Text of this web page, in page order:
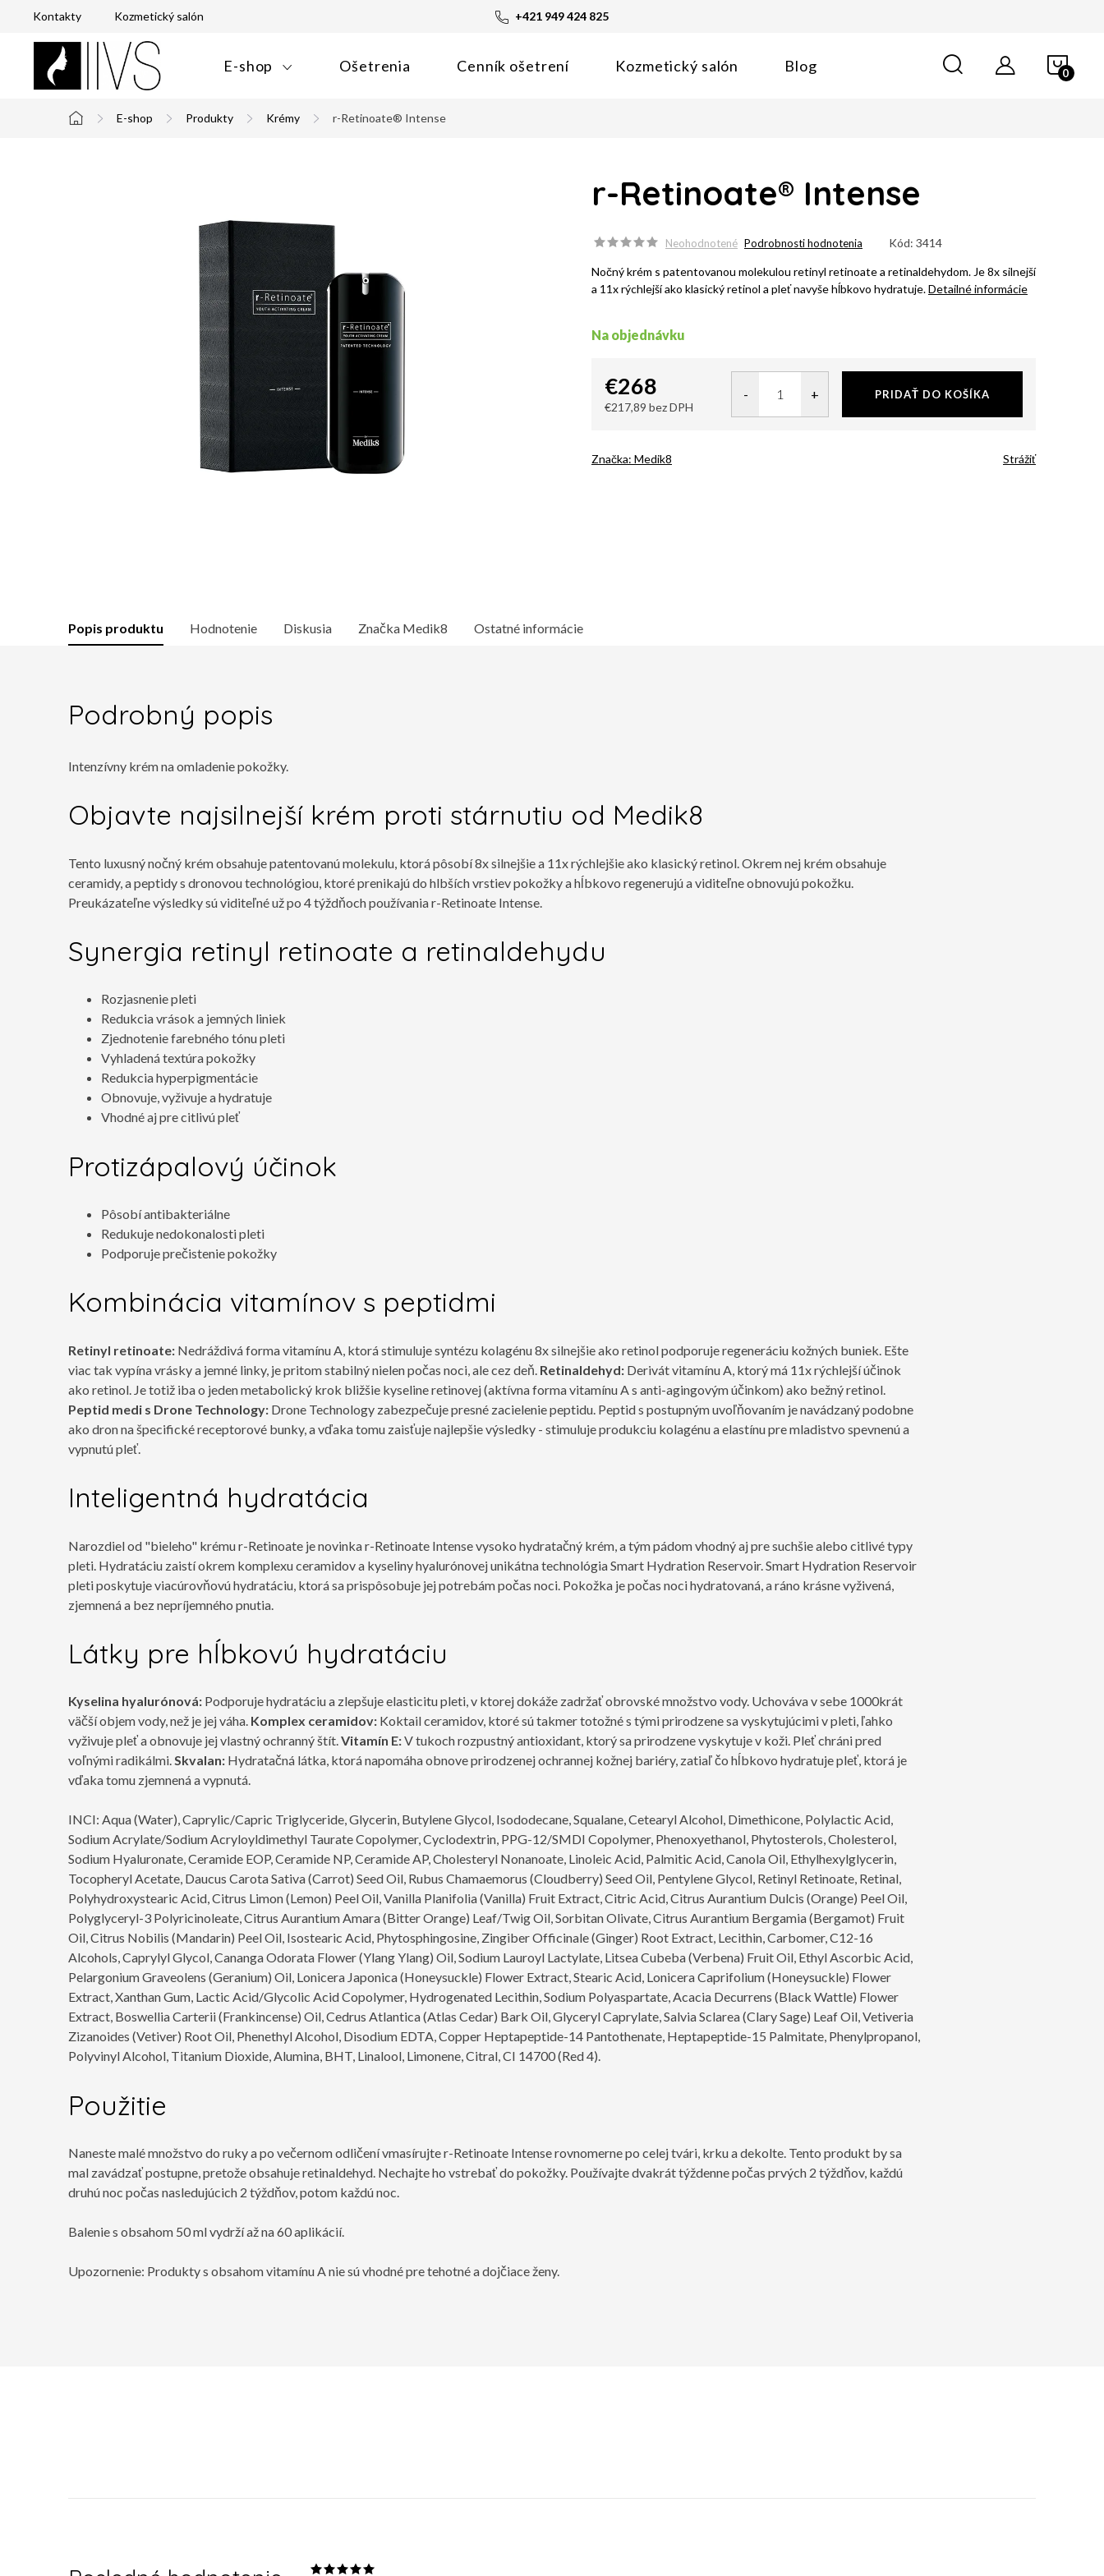
+421 949 424 825
Kontakty Kozmetický salón
E-shop Ošetrenia Cenník ošetrení Kozmetický salón Blog
Domov
E-shop Produkty Krémy r-Retinoate® Intense
r-Retinoate® Intense
Neohodnotené Podrobnosti hodnotenia Kód: 3414
Nočný krém s patentovanou molekulou retinyl retinoate a retinaldehydom. Je 8x silnejší
a 11x rýchlejší ako klasický retinol a pleť navyše hĺbkovo hydratuje.Detailné informácie
Na objednávku
€268
€217,89 bez DPH
PRIDAŤ DO KOŠÍKA
Značka: Medik8 Strážiť
Popis produktu Hodnotenie Diskusia Značka Medik8 Ostatné informácie
Podrobný popis
Intenzívny krém na omladenie pokožky.
Objavte najsilnejší krém proti stárnutiu od Medik8
Tento luxusný nočný krém obsahuje patentovanú molekulu, ktorá pôsobí 8x silnejšie a 11x rýchlejšie ako klasický retinol. Okrem nej krém obsahuje
ceramidy, a peptidy s dronovou technológiou, ktoré prenikajú do hlbších vrstiev pokožky a hĺbkovo regenerujú a viditeľne obnovujú pokožku.
Preukázateľne výsledky sú viditeľné už po 4 týždňoch používania r-Retinoate Intense.
Synergia retinyl retinoate a retinaldehydu
Rozjasnenie pleti
Redukcia vrások a jemných liniek
Zjednotenie farebného tónu pleti
Vyhladená textúra pokožky
Redukcia hyperpigmentácie
Obnovuje, vyživuje a hydratuje
Vhodné aj pre citlivú pleť
Protizápalový účinok
Pôsobí antibakteriálne
Redukuje nedokonalosti pleti
Podporuje prečistenie pokožky
Kombinácia vitamínov s peptidmi
Retinyl retinoate: Nedráždivá forma vitamínu A, ktorá stimuluje syntézu kolagénu 8x silnejšie ako retinol podporuje regeneráciu kožných buniek. Ešte
viac tak vypína vrásky a jemné linky, je pritom stabilný nielen počas noci, ale cez deň. Retinaldehyd: Derivát vitamínu A, ktorý má 11x rýchlejší účinok
ako retinol. Je totiž iba o jeden metabolický krok bližšie kyseline retinovej (aktívna forma vitamínu A s anti-agingovým účinkom) ako bežný retinol.
Peptid medi s Drone Technology: Drone Technology zabezpečuje presné zacielenie peptidu. Peptid s postupným uvoľňovaním je navádzaný podobne
ako dron na špecifické receptorové bunky, a vďaka tomu zaisťuje najlepšie výsledky - stimuluje produkciu kolagénu a elastínu pre mladistvo spevnenú a
vypnutú pleť.
Inteligentná hydratácia
Narozdiel od "bieleho" krému r-Retinoate je novinka r-Retinoate Intense vysoko hydratačný krém, a tým pádom vhodný aj pre suchšie alebo citlivé typy
pleti. Hydratáciu zaistí okrem komplexu ceramidov a kyseliny hyalurónovej unikátna technológia Smart Hydration Reservoir. Smart Hydration Reservoir
pleti poskytuje viacúrovňovú hydratáciu, ktorá sa prispôsobuje jej potrebám počas noci. Pokožka je počas noci hydratovaná, a ráno krásne vyživená,
zjemnená a bez nepríjemného pnutia.
Látky pre hĺbkovú hydratáciu
Kyselina hyalurónová: Podporuje hydratáciu a zlepšuje elasticitu pleti, v ktorej dokáže zadržať obrovské množstvo vody. Uchováva v sebe 1000krát
väčší objem vody, než je jej váha. Komplex ceramidov: Koktail ceramidov, ktoré sú takmer totožné s tými prirodzene sa vyskytujúcimi v pleti, ľahko
vyživuje pleť a obnovuje jej vlastný ochranný štít.Vitamín E:V tukoch rozpustný antioxidant, ktorý sa prirodzene vyskytuje v koži. Pleť chráni pred
voľnými radikálmi.Skvalan: Hydratačná látka, ktorá napomáha obnove prirodzenej ochrannej kožnej bariéry, zatiaľ čo hĺbkovo hydratuje pleť, ktorá je
vďaka tomu zjemnená a vypnutá.
INCI: Aqua (Water), Caprylic/Capric Triglyceride, Glycerin, Butylene Glycol, Isododecane, Squalane, Cetearyl Alcohol, Dimethicone, Polylactic Acid,
Sodium Acrylate/Sodium Acryloyldimethyl Taurate Copolymer, Cyclodextrin, PPG-12/SMDI Copolymer, Phenoxyethanol, Phytosterols, Cholesterol,
Sodium Hyaluronate, Ceramide EOP, Ceramide NP, Ceramide AP, Cholesteryl Nonanoate, Linoleic Acid, Palmitic Acid, Canola Oil, Ethylhexylglycerin,
Tocopheryl Acetate, Daucus Carota Sativa (Carrot) Seed Oil, Rubus Chamaemorus (Cloudberry) Seed Oil, Pentylene Glycol, Retinyl Retinoate, Retinal,
Polyhydroxystearic Acid, Citrus Limon (Lemon) Peel Oil, Vanilla Planifolia (Vanilla) Fruit Extract, Citric Acid, Citrus Aurantium Dulcis (Orange) Peel Oil,
Polyglyceryl-3 Polyricinoleate, Citrus Aurantium Amara (Bitter Orange) Leaf/Twig Oil, Sorbitan Olivate, Citrus Aurantium Bergamia (Bergamot) Fruit
Oil, Citrus Nobilis (Mandarin) Peel Oil, Isostearic Acid, Phytosphingosine, Zingiber Officinale (Ginger) Root Extract, Lecithin, Carbomer, C12-16
Alcohols, Caprylyl Glycol, Cananga Odorata Flower (Ylang Ylang) Oil, Sodium Lauroyl Lactylate, Litsea Cubeba (Verbena) Fruit Oil, Ethyl Ascorbic Acid,
Pelargonium Graveolens (Geranium) Oil, Lonicera Japonica (Honeysuckle) Flower Extract, Stearic Acid, Lonicera Caprifolium (Honeysuckle) Flower
Extract, Xanthan Gum, Lactic Acid/Glycolic Acid Copolymer, Hydrogenated Lecithin, Sodium Polyaspartate, Acacia Decurrens (Black Wattle) Flower
Extract, Boswellia Carterii (Frankincense) Oil, Cedrus Atlantica (Atlas Cedar) Bark Oil, Glyceryl Caprylate, Salvia Sclarea (Clary Sage) Leaf Oil, Vetiveria
Zizanoides (Vetiver) Root Oil, Phenethyl Alcohol, Disodium EDTA, Copper Heptapeptide-14 Pantothenate, Heptapeptide-15 Palmitate, Phenylpropanol,
Polyvinyl Alcohol, Titanium Dioxide, Alumina, BHT, Linalool, Limonene, Citral, CI 14700 (Red 4).
Použitie
Naneste malé množstvo do ruky a po večernom odličení vmasírujte r-Retinoate Intense rovnomerne po celej tvári, krku a dekolte. Tento produkt by sa
mal zavádzať postupne, pretože obsahuje retinaldehyd. Nechajte ho vstrebať do pokožky. Používajte dvakrát týždenne počas prvých 2 týždňov, každú
druhú noc počas nasledujúcich 2 týždňov, potom každú noc.
Balenie s obsahom 50 ml vydrží až na 60 aplikácií.
Upozornenie: Produkty s obsahom vitamínu A nie sú vhodné pre tehotné a dojčiace ženy.